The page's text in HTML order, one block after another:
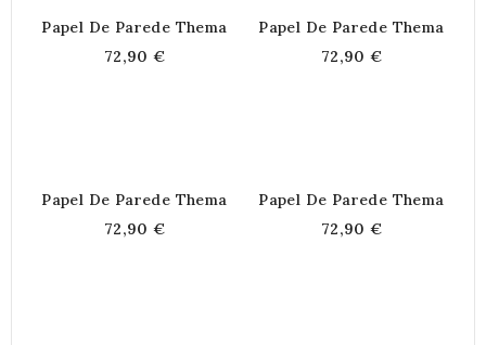
Papel De Parede Thema
72,90 €
Papel De Parede Thema
72,90 €
Papel De Parede Thema
72,90 €
Papel De Parede Thema
72,90 €